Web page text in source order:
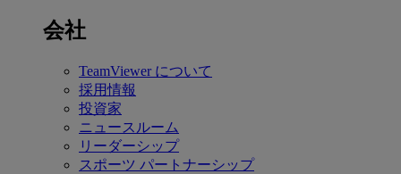
会社
TeamViewer について
採用情報
投資家
ニュースルーム
リーダーシップ
スポーツ パートナーシップ